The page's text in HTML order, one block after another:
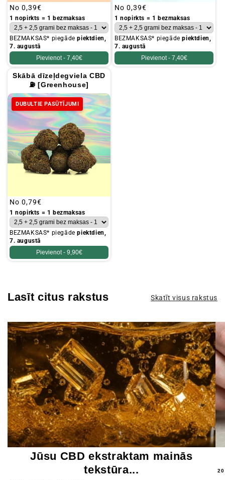
Parastā
cena
No 0,39€
1 nopirkts = 1 bezmaksas
BEZMAKSAS* piegādepiektdien,
7. augustā
Pievienot - 7,40€
Parastā
cena
No 0,39€
1 nopirkts = 1 bezmaksas
BEZMAKSAS* piegādepiektdien,
7. augustā
Pievienot - 7,40€
Skābā dīzeļdegviela CBD
⛽ [Greenhouse]
DUBULTIE PASŪTĪJUMI
Parastā
cena
No 0,79€
1 nopirkts = 1 bezmaksas
BEZMAKSAS* piegādepiektdien,
7. augustā
Pievienot - 9,90€
Lasīt citus rakstus Skatīt visus rakstus
Jūsu CBD ekstraktam mainās
tekstūra...